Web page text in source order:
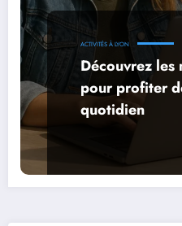
ACTIVITÉS À LYON
Découvrez les
pour profiter
quotidien